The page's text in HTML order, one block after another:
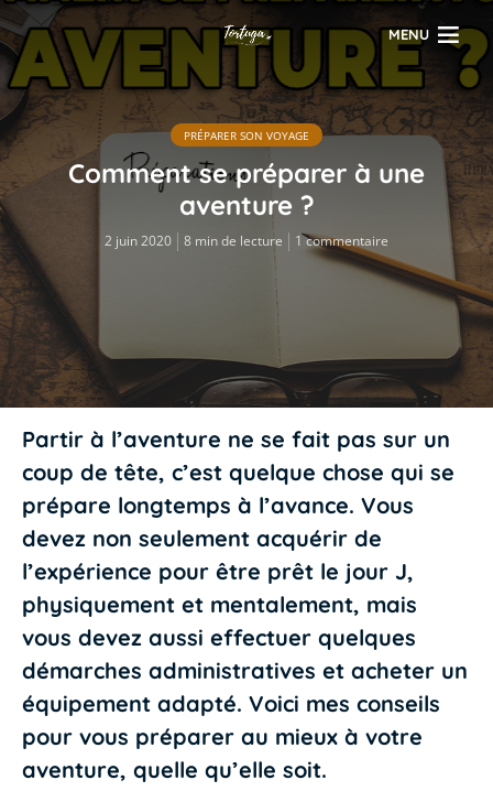
MENU
PRÉPARER SON VOYAGE
Comment se préparer à une
aventure ?
2 juin 2020 8 min de lecture 1 commentaire
Partir à l’aventure ne se fait pas sur un
coup de tête, c’est quelque chose qui se
prépare longtemps à l’avance. Vous
devez non seulement acquérir de
l’expérience pour être prêt le jour J,
physiquement et mentalement, mais
vous devez aussi effectuer quelques
démarches administratives et acheter un
équipement adapté. Voici mes conseils
pour vous préparer au mieux à votre
aventure, quelle qu’elle soit.